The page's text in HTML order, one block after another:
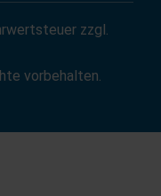
zzgl.
vorbehalten.